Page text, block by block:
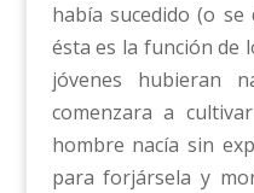
había sucedido (o se
ésta es la función de
jóvenes hubieran
comenzara a
hombre nacía sin
para forjársela y